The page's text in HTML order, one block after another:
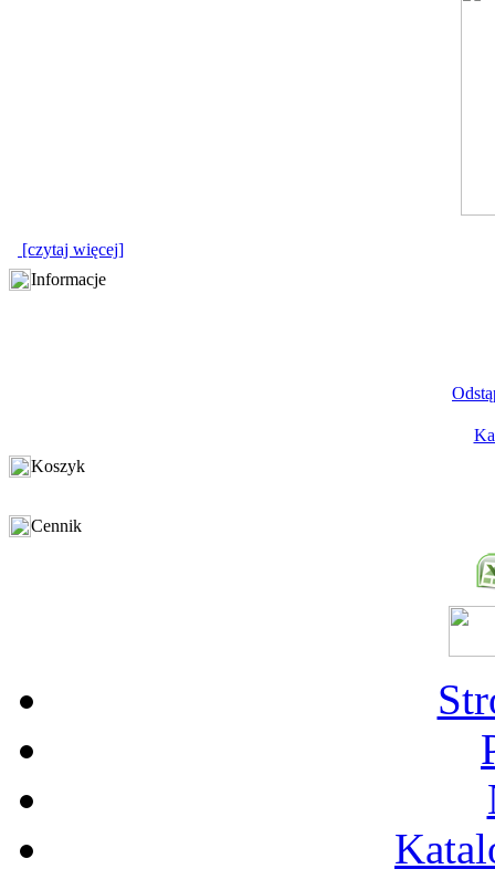
[czytaj więcej]
Informacje
Koszyk
Cennik